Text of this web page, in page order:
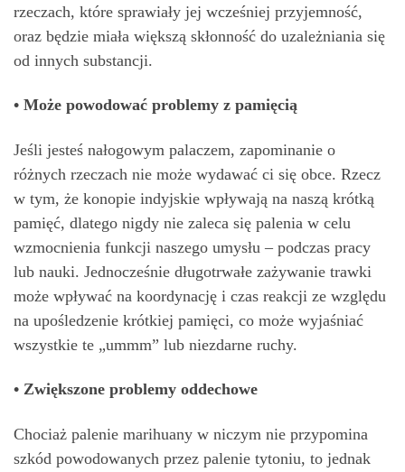
rzeczach, które sprawiały jej wcześniej przyjemność,
oraz będzie miała większą skłonność do uzależniania się
od innych substancji.
• Może powodować problemy z pamięcią
Jeśli jesteś nałogowym palaczem, zapominanie o
różnych rzeczach nie może wydawać ci się obce. Rzecz
w tym, że konopie indyjskie wpływają na naszą krótką
pamięć, dlatego nigdy nie zaleca się palenia w celu
wzmocnienia funkcji naszego umysłu – podczas pracy
lub nauki. Jednocześnie długotrwałe zażywanie trawki
może wpływać na koordynację i czas reakcji ze względu
na upośledzenie krótkiej pamięci, co może wyjaśniać
wszystkie te „ummm” lub niezdarne ruchy.
• Zwiększone problemy oddechowe
Chociaż palenie marihuany w niczym nie przypomina
szkód powodowanych przez palenie tytoniu, to jednak